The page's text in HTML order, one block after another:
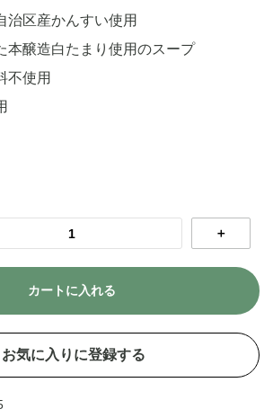
治区産かんすい使用
本醸造白たまり使用のスープ
不使用
＋
カートに入れる
お気に入りに登録する